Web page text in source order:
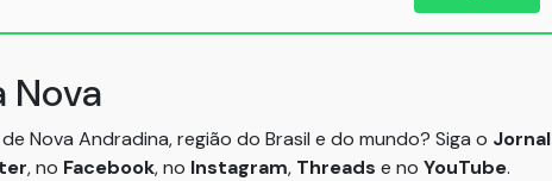
Nova
Nova Andradina, região do Brasil e do mundo? Siga o Jornal
, no Facebook, no Instagram, Threads e no YouTube.